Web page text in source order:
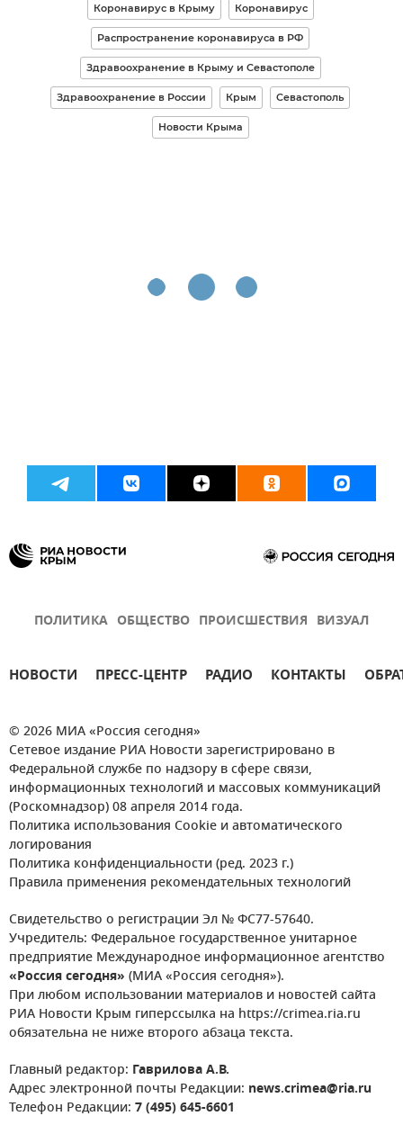
Коронавирус в Крыму Коронавирус
Распространение коронавируса в РФ
Здравоохранение в Крыму и Севастополе
Здравоохранение в России Крым Севастополь
Новости Крыма
ПОЛИТИКА ОБЩЕСТВО ПРОИСШЕСТВИЯ ВИЗУАЛ
НОВОСТИ ПРЕСС-ЦЕНТР РАДИО КОНТАКТЫ
© 2026 МИА «Россия сегодня»
Сетевое издание РИА Новости зарегистрировано в
Федеральной службе по надзору в сфере связи,
информационных технологий и массовых коммуникаций
(Роскомнадзор) 08 апреля 2014 года.
Политика использования Cookie и автоматического
логирования
Политика конфиденциальности (ред. 2023 г.)
Правила применения рекомендательных технологий
Свидетельство о регистрации Эл № ФС77-57640.
Учредитель: Федеральное государственное унитарное
предприятие Международное информационное агентство
«Россия сегодня» (МИА «Россия сегодня»).
При любом использовании материалов и новостей сайта
РИА Новости Крым гиперссылка на https://crimea.ria.ru
обязательна не ниже второго абзаца текста.
Главный редактор: Гаврилова А.В.
Адрес электронной почты Редакции: news.crimea@ria.ru
Телефон Редакции: 7 (495) 645-6601